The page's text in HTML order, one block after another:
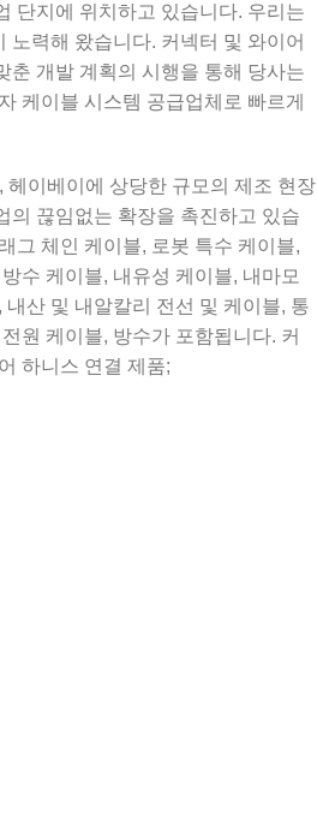
단지에 위치하고 있습니다. 우리는
노력해 왔습니다. 커넥터 및 와이어
춘 개발 계획의 시행을 통해 당사는
케이블 시스템 공급업체로 빠르게
헤이베이에 상당한 규모의 제조 현장
의 끊임없는 확장을 촉진하고 있습
그 체인 케이블, 로봇 특수 케이블,
수 케이블, 내유성 케이블, 내마모
산 및 내알칼리 전선 및 케이블, 통
원 케이블, 방수가 포함됩니다. 커
하니스 연결 제품;